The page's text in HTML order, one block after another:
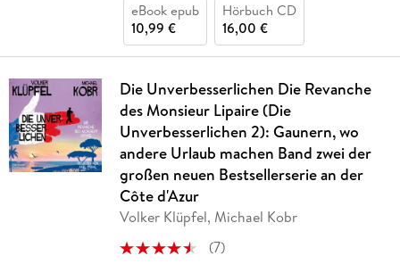
eBook epub
10,99 €
Hörbuch CD
16,00 €
Die Unverbesserlichen Die Revanche
des Monsieur Lipaire (Die
Unverbesserlichen 2): Gaunern, wo
andere Urlaub machen Band zwei der
großen neuen Bestsellerserie an der
Côte d'Azur
Volker Klüpfel, Michael Kobr
(7)